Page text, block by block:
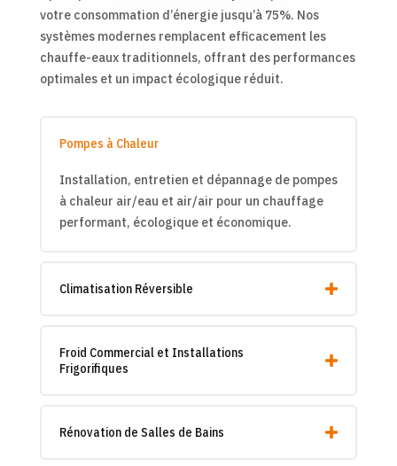
votre consommation d’énergie jusqu’à 75%. Nos
systèmes modernes remplacent efficacement les
chauffe-eaux traditionnels, offrant des performances
optimales et un impact écologique réduit.
Pompes à Chaleur
Installation, entretien et dépannage de pompes
à chaleur air/eau et air/air pour un chauffage
performant, écologique et économique.
Climatisation Réversible
Froid Commercial et Installations
Frigorifiques
Rénovation de Salles de Bains